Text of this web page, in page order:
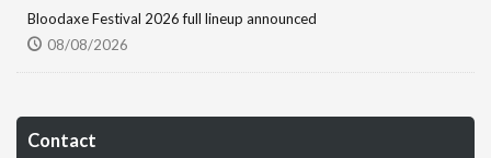
Bloodaxe Festival 2026 full lineup announced
08/08/2026
Contact